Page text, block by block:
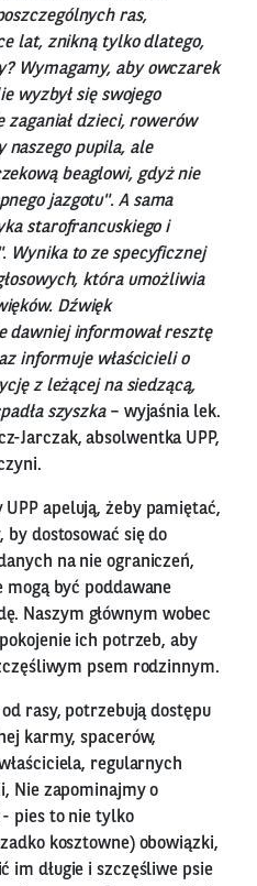
ras,
lat, znikną tylko dlatego,
Wymagamy, aby owczarek
wyzbył się swojego
dzieci, rowerów
naszego pupila, ale
beaglowi, gdyż nie
jazgotu". A sama
starofrancuskiego i
Wynika to ze specyficznej
która umożliwia
Dźwięk
dawniej informował resztę
informuje właścicieli o
z leżącej na siedzącą,
szyszka – wyjaśnia lek.
Jarczak, absolwentka UPP,
UPP apelują, żeby pamiętać,
by dostosować się do
na nie ograniczeń,
mogą być poddawane
Naszym głównym wobec
ich potrzeb, aby
psem rodzinnym.
rasy, potrzebują dostępu
karmy, spacerów,
regularnych
Nie zapominajmy o
pies to nie tylko
kosztowne) obowiązki,
im długie i szczęśliwe psie